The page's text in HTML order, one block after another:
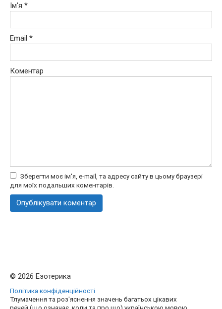
Ім'я *
Email *
Коментар
Зберегти моє ім'я, e-mail, та адресу сайту в цьому браузері
для моїх подальших коментарів.
© 2026 Езотерика
Політика конфіденційності
Тлумачення та роз'яснення значень багатьох цікавих
речей (що означає, коли та про що) українською мовою.